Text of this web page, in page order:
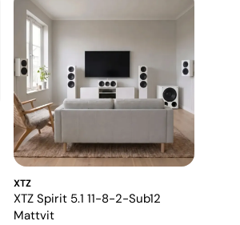
XTZ
XTZ Spirit 5.1 11-8-2-Sub12
Mattvit